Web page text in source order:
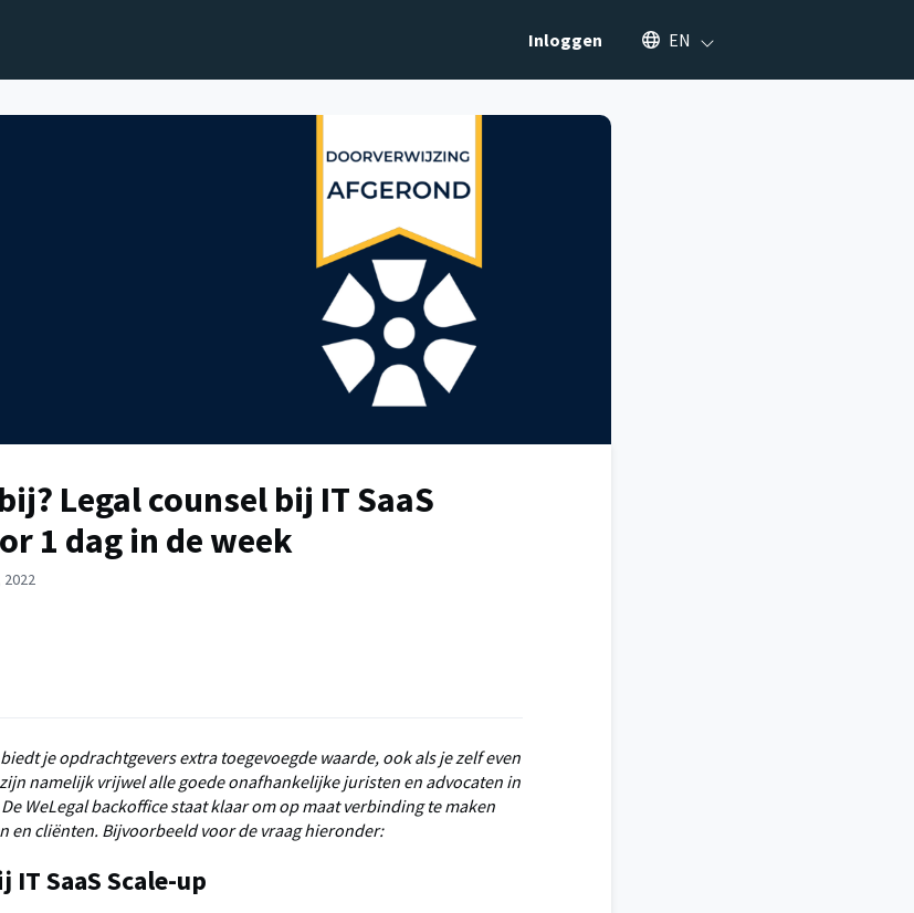
Inloggen Select an available language
EN
Legal counsel bij IT SaaS
1 dag in de week
je opdrachtgevers extra toegevoegde waarde, ook als je zelf even
namelijk vrijwel alle goede onafhankelijke juristen en advocaten in
WeLegal backoffice staat klaar om op maat verbinding te maken
en cliënten. Bijvoorbeeld voor de vraag hieronder:
IT SaaS Scale-up